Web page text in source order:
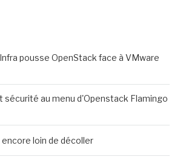
pousse OpenStack face à VMware
au menu d'Openstack Flamingo
loin de décoller